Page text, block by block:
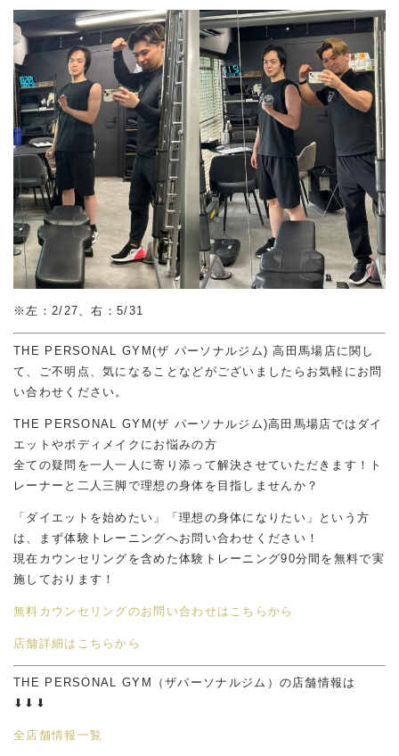
※左：2/27、右：5/31
THE PERSONAL GYM(ザ パーソナルジム) 高田馬場店に関し
て、ご不明点、気になることなどがございましたらお気軽にお問
い合わせください。
THE PERSONAL GYM(ザ パーソナルジム)高田馬場店ではダイ
エットやボディメイクにお悩みの方
全ての疑問を一人一人に寄り添って解決させていただきます！ト
レーナーと二人三脚で理想の身体を目指しませんか？
「ダイエットを始めたい」「理想の身体になりたい」という方
は、まず体験トレーニングへお問い合わせください！
現在カウンセリングを含めた体験トレーニング90分間を無料で実
施しております！
無料カウンセリングのお問い合わせはこちらから
店舗詳細はこちらから
THE PERSONAL GYM（ザパーソナルジム）の店舗情報は
⬇︎⬇︎⬇︎
全店舗情報一覧